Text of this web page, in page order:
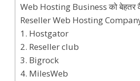
Web Hosting Business को बेहतर
Reseller Web Hosting
1. Hostgator
2. Reseller club
3. Bigrock
4. MilesWeb